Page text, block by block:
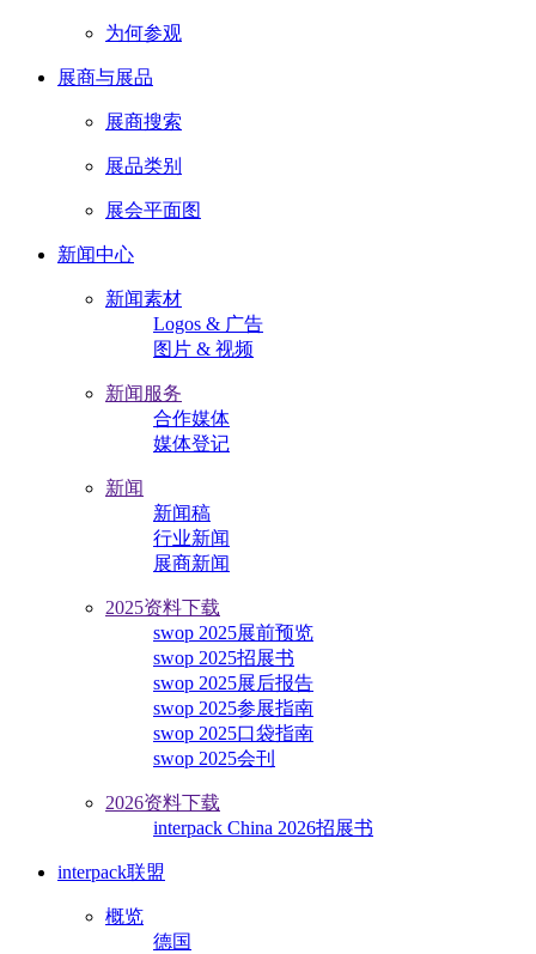
为何参观
展商与展品
展商搜索
展品类别
展会平面图
新闻中心
新闻素材
Logos & 广告
图片 & 视频
新闻服务
合作媒体
媒体登记
新闻
新闻稿
行业新闻
展商新闻
2025资料下载
swop 2025展前预览
swop 2025招展书
swop 2025展后报告
swop 2025参展指南
swop 2025口袋指南
swop 2025会刊
2026资料下载
interpack China 2026招展书
interpack联盟
概览
德国